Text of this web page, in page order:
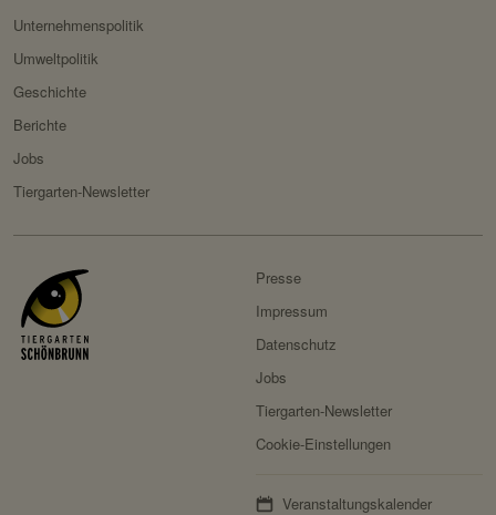
Unternehmenspolitik
Umweltpolitik
Geschichte
Berichte
Jobs
Tiergarten-Newsletter
Presse
Impressum
Datenschutz
Jobs
Tiergarten-Newsletter
Cookie-Einstellungen
Veranstaltungskalender